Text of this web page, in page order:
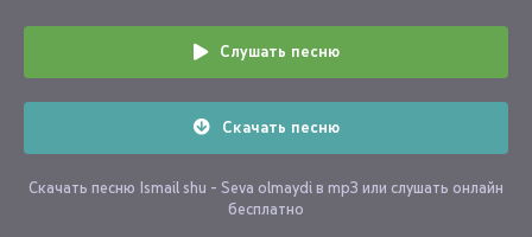
Слушать песню
Скачать песню
Скачать песню Ismail shu - Seva olmaydi в mp3 или слушать онлайн
бесплатно